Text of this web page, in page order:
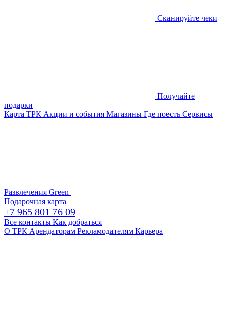
Сканируйте чеки
Получайте
подарки
Карта ТРК Акции и события Магазины Где поесть Сервисы
Развлечения Green
Подарочная карта
+7 965 801 76 09
Все контакты Как добраться
О ТРК Арендаторам Рекламодателям Карьера